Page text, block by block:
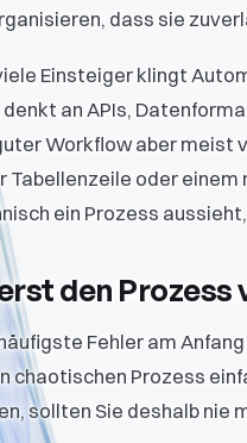
dass sie
Einsteiger klingt
denkt an APIs,
Workflow aber meist
Tabellenzeile oder einem
ein Prozess
den Prozess
Fehler am
chaotischen Prozess
sollten Sie deshalb nie